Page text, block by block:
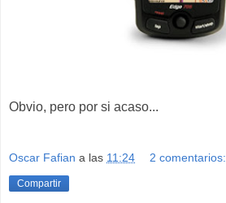
Obvio, pero por si acaso...
Oscar Fafian a las 11:24 2 comentarios:
Compartir